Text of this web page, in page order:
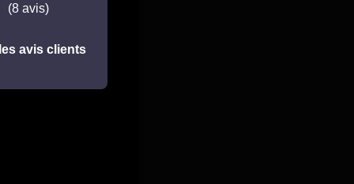
(8 avis)
avis clients